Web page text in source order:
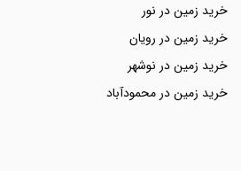
خرید زمین در نور
خرید زمین در رویان
خرید زمین در نوشهر
خرید زمین در محمودآباد